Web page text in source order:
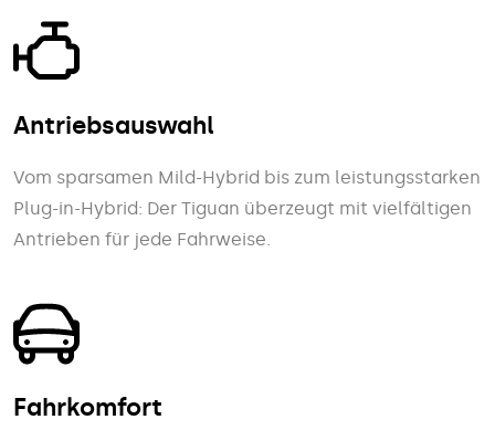
Antriebsauswahl
Vom sparsamen Mild-Hybrid bis zum leistungsstarken
Plug-in-Hybrid: Der Tiguan überzeugt mit vielfältigen
Antrieben für jede Fahrweise.
Fahrkomfort